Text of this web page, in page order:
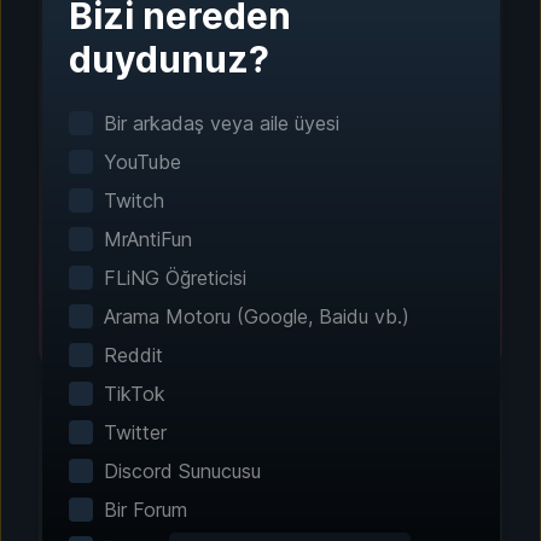
Adım 1 - İndirin ve Yükleyin
Tek Tıkla Kurulum
Akıllı oyun algılama sistemi, yüklü oyunlarınızı
otomatik olarak bulur. Manuel yapılandırma
Adım 2 - Özelliklerinizi Seçin
Bizi nereden
duydunuz?
Bir arkadaş veya aile üyesi
YouTube
Twitch
MrAntiFun
FLiNG Öğreticisi
Arama Motoru (Google, Baidu vb.)
Reddit
TikTok
Twitter
Discord Sunucusu
Bir Forum